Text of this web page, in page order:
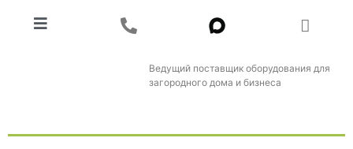
Ведущий поставщик оборудования для
загородного дома и бизнеса